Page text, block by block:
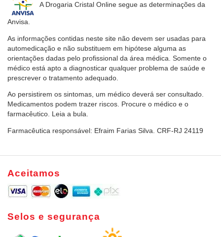
A Drogaria Cristal Online segue as determinações da
Anvisa.
As informações contidas neste site não devem ser usadas para
automedicação e não substituem em hipótese alguma as
orientações dadas pelo profissional da área médica. Somente o
médico está apto a diagnosticar qualquer problema de saúde e
prescrever o tratamento adequado.
Ao persistirem os sintomas, um médico deverá ser consultado.
Medicamentos podem trazer riscos. Procure o médico e o
farmacêutico. Leia a bula.
Farmacêutica responsável: Efraim Farias Silva. CRF-RJ 24119
Aceitamos
Selos e segurança